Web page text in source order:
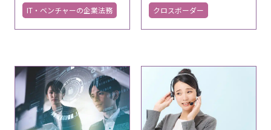
IT・ベンチャーの企業法務 クロスボーダー